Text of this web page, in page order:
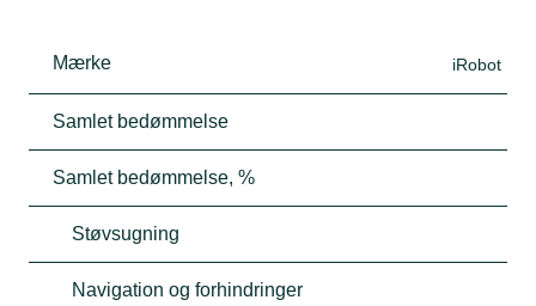
Mærke iRobot
Samlet bedømmelse
Samlet bedømmelse, %
Støvsugning
Navigation og forhindringer